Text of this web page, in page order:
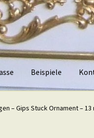
Beispiele
– Gips Stuck Ornament – 13